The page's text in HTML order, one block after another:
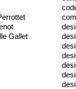
Gallet